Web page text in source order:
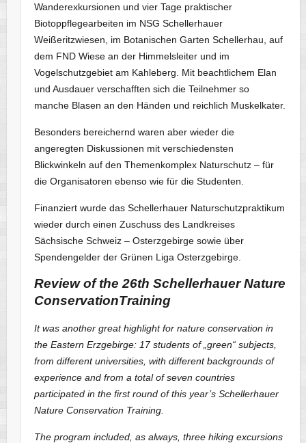
Wanderexkursionen und vier Tage praktischer
Biotoppflegearbeiten im NSG Schellerhauer
Weißeritzwiesen, im Botanischen Garten Schellerhau, auf
dem FND Wiese an der Himmelsleiter und im
Vogelschutzgebiet am Kahleberg. Mit beachtlichem Elan
und Ausdauer verschafften sich die Teilnehmer so
manche Blasen an den Händen und reichlich Muskelkater.
Besonders bereichernd waren aber wieder die
angeregten Diskussionen mit verschiedensten
Blickwinkeln auf den Themenkomplex Naturschutz – für
die Organisatoren ebenso wie für die Studenten.
Finanziert wurde das Schellerhauer Naturschutzpraktikum
wieder durch einen Zuschuss des Landkreises
Sächsische Schweiz – Osterzgebirge sowie über
Spendengelder der Grünen Liga Osterzgebirge.
Review of the 26th Schellerhauer Nature
ConservationTraining
It was another great highlight for nature conservation in
the Eastern Erzgebirge: 17 students of „green“ subjects,
from different universities, with different backgrounds of
experience and from a total of seven countries
participated in the first round of this year’s Schellerhauer
Nature Conservation Training.
The program included, as always, three hiking excursions